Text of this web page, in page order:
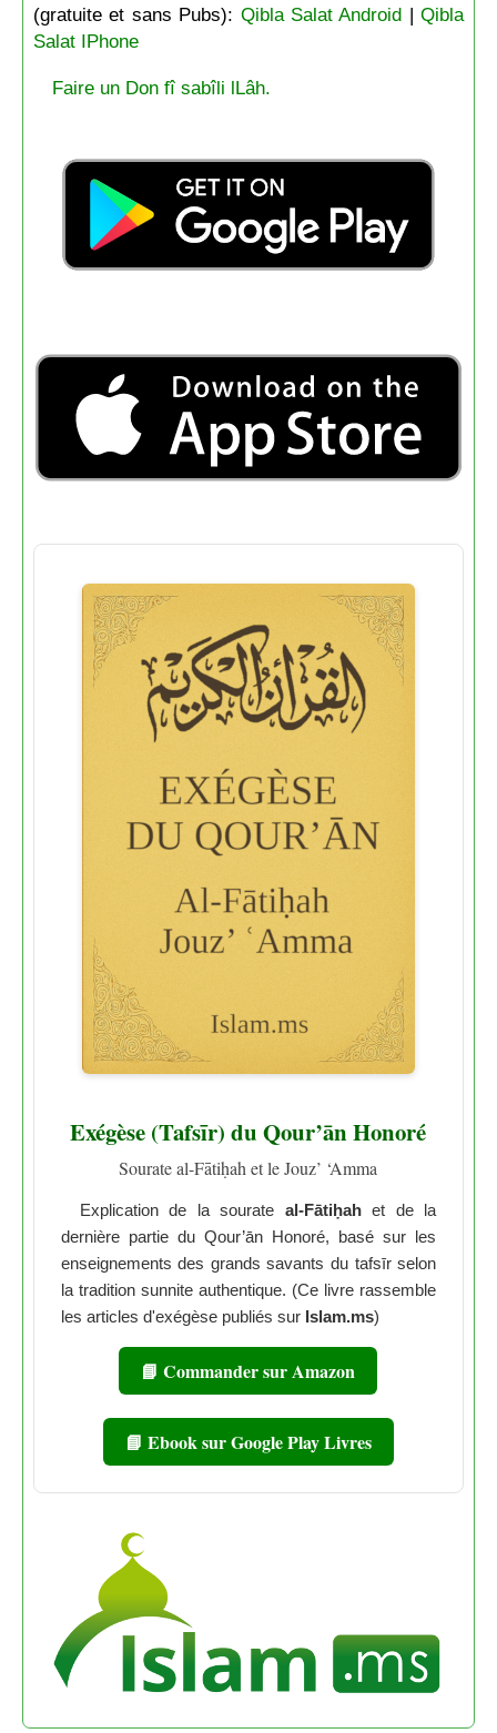
(gratuite et sans Pubs): Qibla Salat Android |Qibla
Salat IPhone
Faire un Don fî sabîli lLâh.
Exégèse (Tafsīr) du Qour’ān Honoré
Sourate al-Fātiḥah et le Jouz’ ‘Amma
Explication de la sourate al-Fātiḥahet de la
dernière partie du Qour’ān Honoré, basé sur les
enseignements des grands savants du tafsīr selon
la tradition sunnite authentique. (Ce livre rassemble
les articles d'exégèse publiés sur Islam.ms)
📘 Commander sur Amazon
📘 Ebook sur Google Play Livres